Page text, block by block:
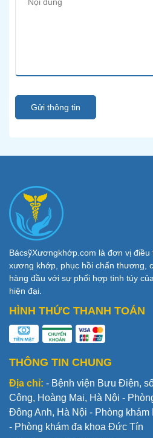
Gửi thông tin
BácsỹXươngkhớp.com là đơn vị
xương khớp, phục hồi chấn thương,
hàng đầu với sự phối hợp tinh túy
hiện đại.
HÌNH THỨC THANH TOÁN
THÔNG TIN CHUNG
Địa chỉ: - Bệnh viện Bưu Điện,
Công, Hoàng Mai, Hà Nội -
Đông Anh, Hà Nội - Phòng
- Phòng khám đa khoa Đức Tín